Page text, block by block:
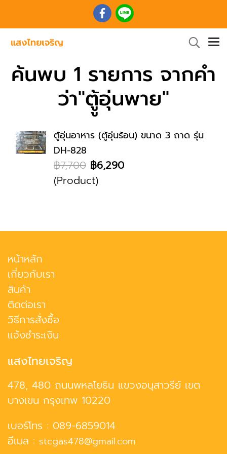
ค้นพบ 1 รายการ จากคำ
ว่า"ตูู้อุ่นพาย"
ตู้อุ่นอาหาร (ตู้อุ่นร้อน) ขนาด 3 ถาด รุ่น
DH-828
฿7,700 ฿6,290
(Product)
หน้าหลัก
เกี่ยวกับเรา
สินค้า
ติดต่อเรา
วิธีการสั่งซื้อ
แจ้งชำระเงิน
แสงไทยเจริญ
478, 480 ถนนพหลโยธิน แขวงอนุสาวรีย์ เขต
บางเขน กรุงเทพ 10220
เบอร์โทร : 089-6859014
อีเมล : stcgas478@gmail.com